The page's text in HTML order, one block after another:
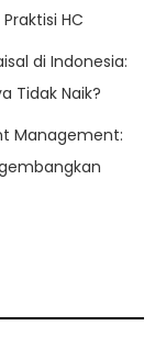
HC
di Indonesia:
Tidak Naik?
Management: